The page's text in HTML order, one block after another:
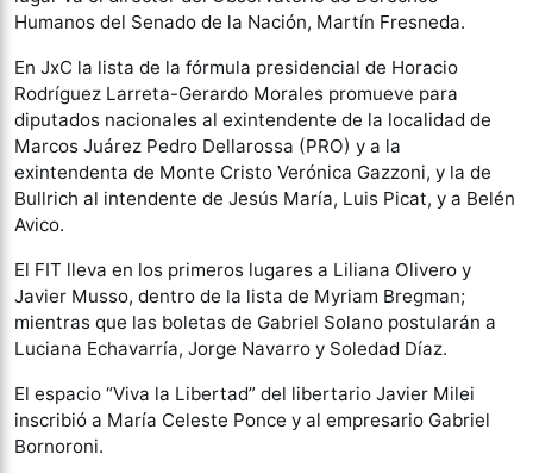
Humanos del Senado de la Nación, Martín Fresneda.
En JxC la lista de la fórmula presidencial de Horacio
Rodríguez Larreta-Gerardo Morales promueve para
diputados nacionales al exintendente de la localidad de
Marcos Juárez Pedro Dellarossa (PRO) y a la
exintendenta de Monte Cristo Verónica Gazzoni, y la de
Bullrich al intendente de Jesús María, Luis Picat, y a Belén
Avico.
El FIT lleva en los primeros lugares a Liliana Olivero y
Javier Musso, dentro de la lista de Myriam Bregman;
mientras que las boletas de Gabriel Solano postularán a
Luciana Echavarría, Jorge Navarro y Soledad Díaz.
El espacio “Viva la Libertad” del libertario Javier Milei
inscribió a María Celeste Ponce y al empresario Gabriel
Bornoroni.